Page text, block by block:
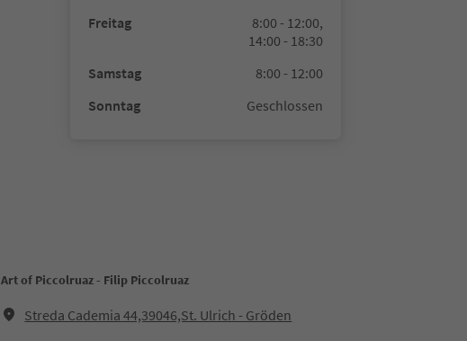
Freitag
8:00 - 12:00,
14:00 - 18:30
Samstag
8:00 - 12:00
Sonntag
Geschlossen
Art of Piccolruaz - Filip Piccolruaz
Streda Cademia 44,39046,St. Ulrich - Gröden